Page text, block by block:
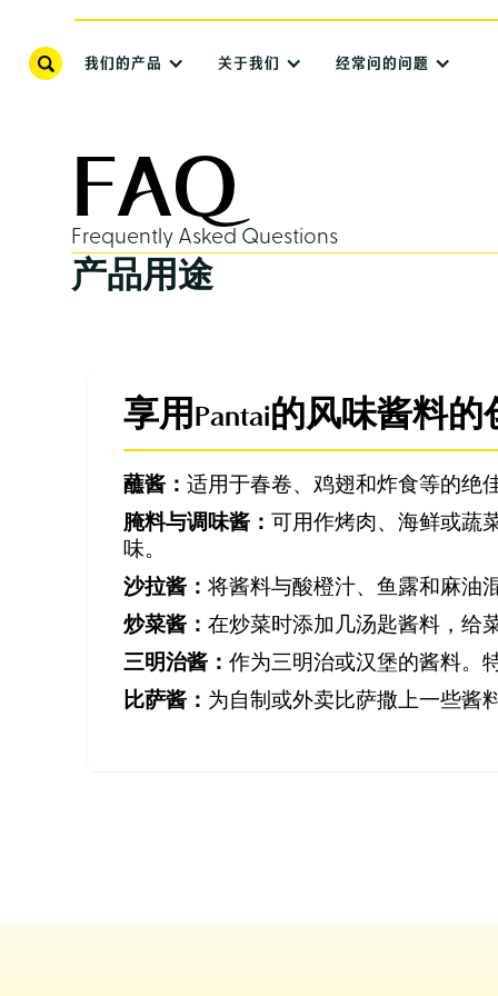
我们的产品 关于我们 经常问的问题
FAQ
Frequently Asked Questions
产品用途
享用Pantai的风味酱料
蘸酱： 适用于春卷、鸡翅和炸食等的绝
腌料与调味酱： 可用作烤肉、海鲜或蔬
味。
沙拉酱： 将酱料与酸橙汁、鱼露和麻油
炒菜酱： 在炒菜时添加几汤匙酱料，给
三明治酱： 作为三明治或汉堡的酱料。
比萨酱： 为自制或外卖比萨撒上一些酱